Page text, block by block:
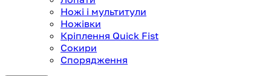
Ножі і мультитули
Ножівки
Кріплення Quick Fist
Сокири
Спорядження